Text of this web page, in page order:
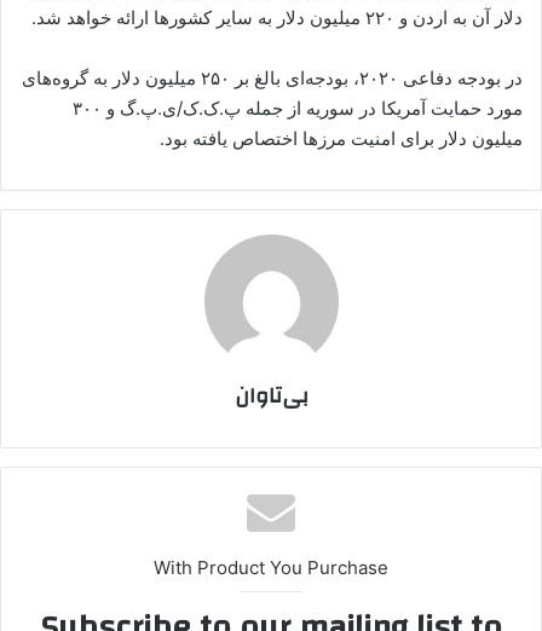
دلار آن به اردن و ۲۲۰ میلیون دلار به سایر کشورها ارائه خواهد شد.
در بودجه دفاعی ۲۰۲۰، بودجه‌ای بالغ بر ۲۵۰ میلیون دلار به گروه‌های
مورد حمایت آمریکا در سوریه از جمله پ.ک.ک/ی.پ.گ و ۳۰۰
میلیون دلار برای امنیت مرزها اختصاص یافته بود.
بی‌تاوان
With Product You Purchase